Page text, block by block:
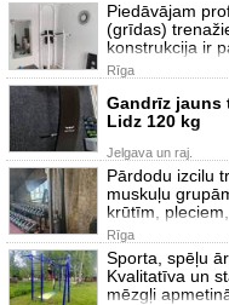
Piedāvājam
(grīdas)
konstrukcija ir
Rīga
Gandrīz jauns
Lidz 120 kg
Jelgava un raj.
Pārdodu izcilu
muskuļu
krūtīm,
Rīga
Sporta, spēļu
Kvalitatīva un
mēzgļi